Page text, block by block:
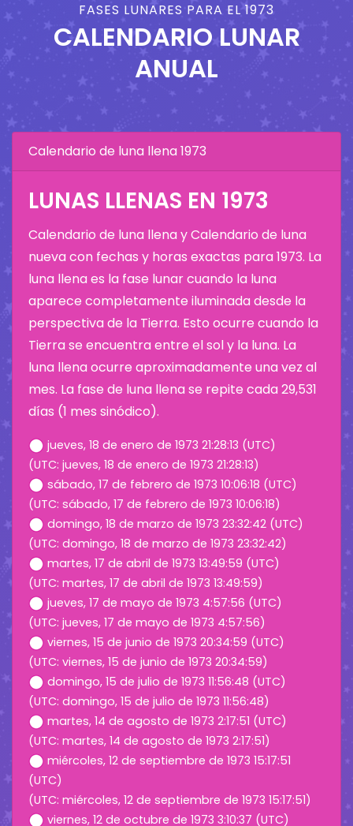
FASES LUNARES PARA EL 1973
CALENDARIO LUNAR
ANUAL
Calendario de luna llena 1973
LUNAS LLENAS EN 1973
Calendario de luna llena y Calendario de luna
nueva con fechas y horas exactas para 1973. La
luna llena es la fase lunar cuando la luna
aparece completamente iluminada desde la
perspectiva de la Tierra. Esto ocurre cuando la
Tierra se encuentra entre el sol y la luna. La
luna llena ocurre aproximadamente una vez al
mes. La fase de luna llena se repite cada 29,531
días (1 mes sinódico).
jueves, 18 de enero de 1973 21:28:13 (UTC)
(UTC: jueves, 18 de enero de 1973 21:28:13)
sábado, 17 de febrero de 1973 10:06:18 (UTC)
(UTC: sábado, 17 de febrero de 1973 10:06:18)
domingo, 18 de marzo de 1973 23:32:42 (UTC)
(UTC: domingo, 18 de marzo de 1973 23:32:42)
martes, 17 de abril de 1973 13:49:59 (UTC)
(UTC: martes, 17 de abril de 1973 13:49:59)
jueves, 17 de mayo de 1973 4:57:56 (UTC)
(UTC: jueves, 17 de mayo de 1973 4:57:56)
viernes, 15 de junio de 1973 20:34:59 (UTC)
(UTC: viernes, 15 de junio de 1973 20:34:59)
domingo, 15 de julio de 1973 11:56:48 (UTC)
(UTC: domingo, 15 de julio de 1973 11:56:48)
martes, 14 de agosto de 1973 2:17:51 (UTC)
(UTC: martes, 14 de agosto de 1973 2:17:51)
miércoles, 12 de septiembre de 1973 15:17:51
(UTC)
(UTC: miércoles, 12 de septiembre de 1973 15:17:51)
viernes, 12 de octubre de 1973 3:10:37 (UTC)